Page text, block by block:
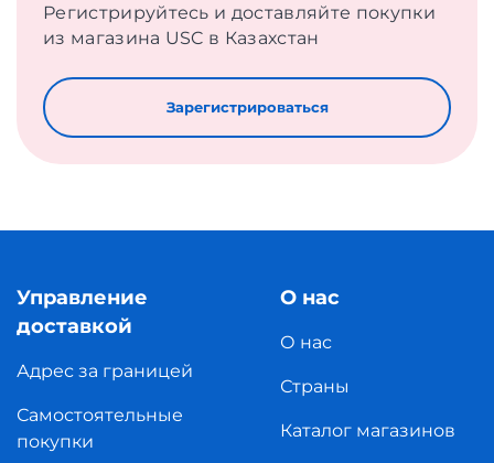
Регистрируйтесь и доставляйте покупки
из магазина USC в Казахстан
Зарегистрироваться
Управление
доставкой
Адрес за границей
Самостоятельные
покупки
О нас
О нас
Страны
Каталог магазинов